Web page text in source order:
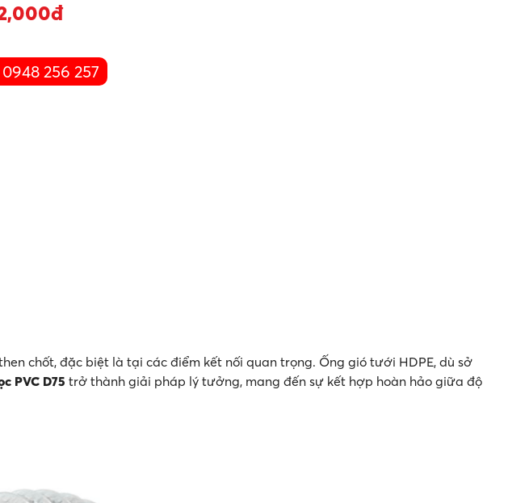
0948 256 257
chốt, đặc biệt là tại các điểm kết nối quan trọng. Ống gió tưới HDPE, dù sở
PVC D75 trở thành giải pháp lý tưởng, mang đến sự kết hợp hoàn hảo giữa độ